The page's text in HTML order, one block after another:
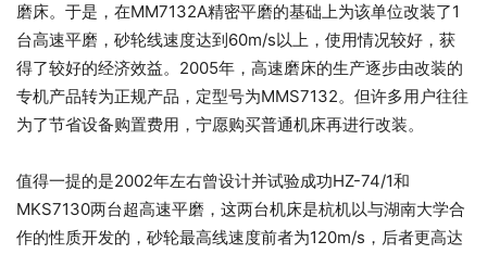
磨床。于是，在MM7132A精密平磨的基础上为该单位改装了1
台高速平磨，砂轮线速度达到60m/s以上，使用情况较好，获
得了较好的经济效益。2005年，高速磨床的生产逐步由改装的
专机产品转为正规产品，定型号为MMS7132。但许多用户往往
为了节省设备购置费用，宁愿购买普通机床再进行改装。
值得一提的是2002年左右曾设计并试验成功HZ-74/1和
MKS7130两台超高速平磨，这两台机床是杭机以与湖南大学合
作的性质开发的，砂轮最高线速度前者为120m/s，后者更高达